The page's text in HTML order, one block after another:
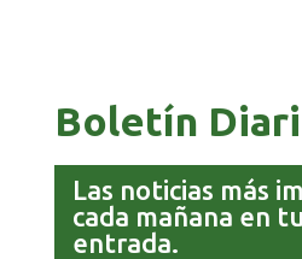
Boletín
Las noticias más
cada mañana en
entrada.